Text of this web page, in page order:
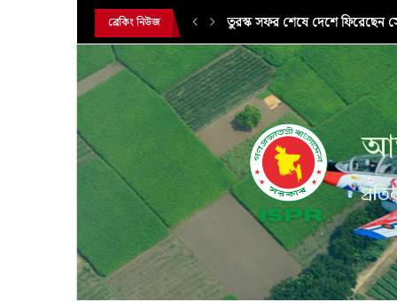
ব্রেকিং নিউজ
সরকারি সফরে তুরস্ক গমন করলেন